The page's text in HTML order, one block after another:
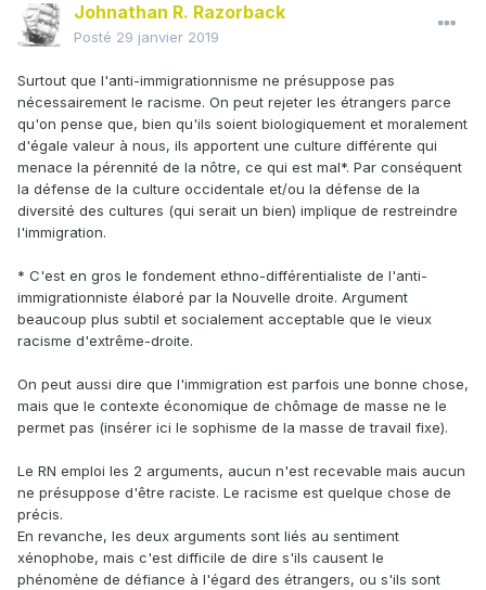
Johnathan R. Razorback
Posté 29 janvier 2019
Surtout que l'anti-immigrationnisme ne présuppose pas
nécessairement le racisme. On peut rejeter les étrangers parce
qu'on pense que, bien qu'ils soient biologiquement et moralement
d'égale valeur à nous, ils apportent une culture différente qui
menace la pérennité de la nôtre, ce qui est mal*. Par conséquent
la défense de la culture occidentale et/ou la défense de la
diversité des cultures (qui serait un bien) implique de restreindre
l'immigration.
* C'est en gros le fondement ethno-différentialiste de l'anti-
immigrationniste élaboré par la Nouvelle droite. Argument
beaucoup plus subtil et socialement acceptable que le vieux
racisme d'extrême-droite.
On peut aussi dire que l'immigration est parfois une bonne chose,
mais que le contexte économique de chômage de masse ne le
permet pas (insérer ici le sophisme de la masse de travail fixe).
Le RN emploi les 2 arguments, aucun n'est recevable mais aucun
ne présuppose d'être raciste. Le racisme est quelque chose de
précis.
En revanche, les deux arguments sont liés au sentiment
xénophobe, mais c'est difficile de dire s'ils causent le
phénomène de défiance à l'égard des étrangers, ou s'ils sont